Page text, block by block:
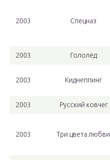
2003 Спецназ
2003 Гололёд
2003 Киднеппинг
2003 Русский ковчег
2003 Три цвета любви